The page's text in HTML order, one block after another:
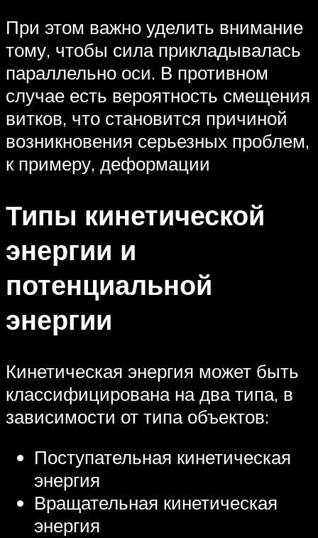
При этом важно уделить внимание
тому, чтобы сила прикладывалась
параллельно оси. В противном
случае есть вероятность смещения
витков, что становится причиной
возникновения серьезных проблем,
к примеру, деформации
Типы кинетической
энергии и
потенциальной
энергии
Кинетическая энергия может быть
классифицирована на два типа, в
зависимости от типа объектов:
Поступательная кинетическая
энергия
Вращательная кинетическая
энергия